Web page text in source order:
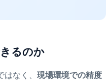
るのか
なく、 現場環境での精度